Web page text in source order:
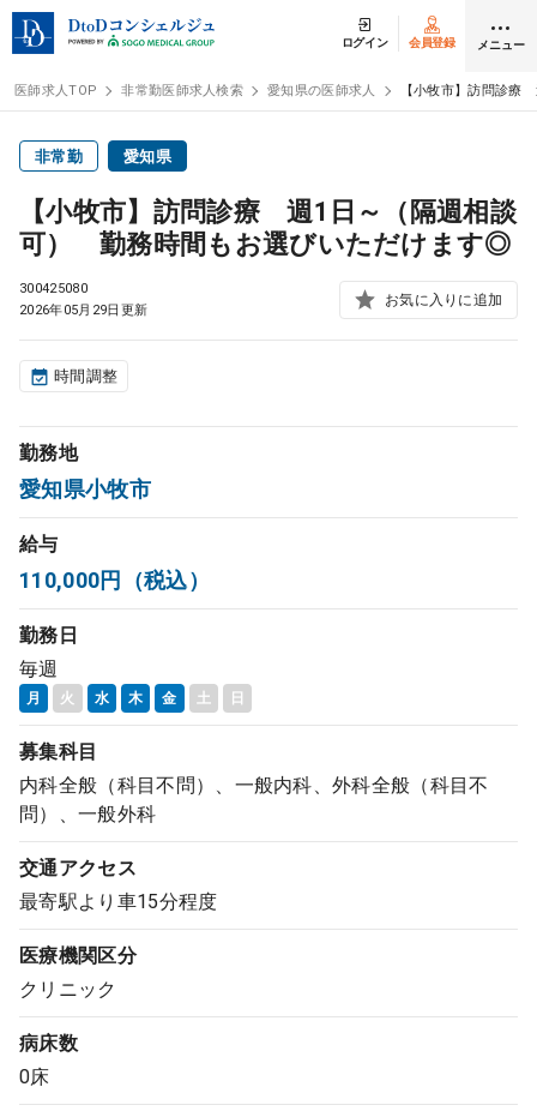
ログイン 会員登録 メニュー
医師求人
常勤検索 転職
非常勤検索
DtoDの転職・アルバイト支援
コンサルタント
成功事例
転職ノウハウ
受付時間 9:00 ～ 18:00（平日）
0120-337-613
クリニック開業
お問合せ
採用をお考えの医療機関の方
医師求人TOP 非常勤医師求人検索 愛知県の医師求人 【小牧市】訪問診
非常勤 愛知県
【小牧市】訪問診療 週1日～（隔週相談
可） 勤務時間もお選びいただけます◎
300425080
2026年05月29日更新
お気に入りに追加
時間調整
勤務地
愛知県小牧市
給与
110,000円（税込）
勤務日
毎週
月 火 水 木 金 土 日
募集科目
内科全般（科目不問）、一般内科、外科全般（科目不
問）、一般外科
交通アクセス
最寄駅より車15分程度
医療機関区分
クリニック
病床数
0床